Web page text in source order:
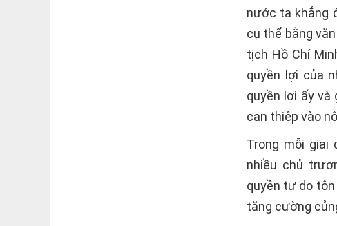
nước ta khẳng
cụ thể bằng
tịch Hồ Chí
quyền lợi của
quyền lợi ấy và
can thiệp vào
Trong mỗi giai
nhiều chủ
quyền tự do
tăng cường